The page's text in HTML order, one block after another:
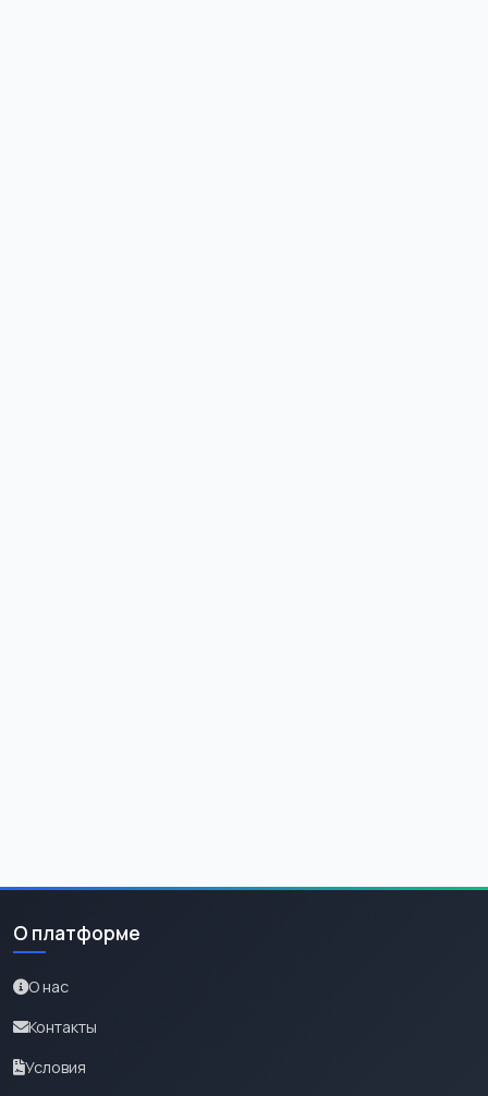
О платформе
О нас
Контакты
Условия